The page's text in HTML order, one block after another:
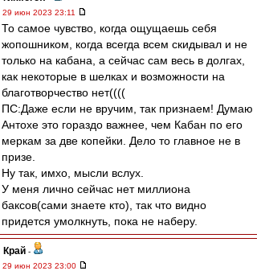
29 июн 2023 23:11
То самое чувство, когда ощущаешь себя
жопошником, когда всегда всем скидывал и не
только на кабана, а сейчас сам весь в долгах,
как некоторые в шелках и возможности на
благотворчество нет((((
ПС:Даже если не вручим, так признаем! Думаю
Антохе это гораздо важнее, чем Кабан по его
меркам за две копейки. Дело то главное не в
призе.
Ну так, имхо, мысли вслух.
У меня лично сейчас нет миллиона
баксов(сами знаете кто), так что видно
придется умолкнуть, пока не наберу.
Край -
29 июн 2023 23:00